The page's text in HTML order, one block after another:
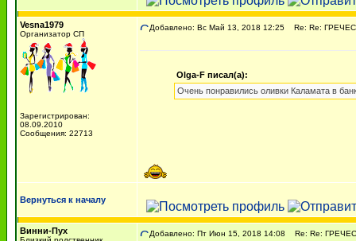
Vesna1979
Организатор СП
Зарегистрирован:
08.09.2010
Сообщения: 22713
Добавлено: Вс Май 13, 2018 12:25 Re: Re:
Olga-F писал(а):
Очень понравились оливки Каламата в
Вернуться к началу
Винни-Пух Добавлено: Пт Июн 15, 2018 14:08 Re: Re: